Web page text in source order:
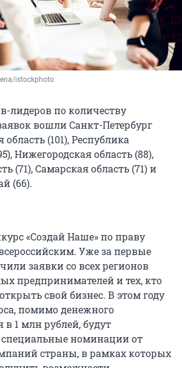
istockphoto
лидеров по количеству
вошли Санкт-Петербург
область (101), Республика
Нижегородская область (88),
(71), Самарская область (71) и
(66).
«Создай Наше» по праву
Уже за первые
заявки со всех регионов
предпринимателей и тех, кто
свой бизнес. В этом году
помимо денежного
1 млн рублей, будут
номинации от
страны, в рамках которых